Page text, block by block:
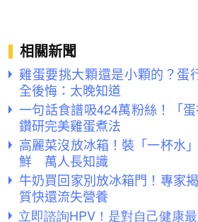
相關新聞
雞蛋要挑大顆還是小顆的？
全後悔：太晚知道
一句話食譜吸424萬粉絲！「
鑽研完美雞蛋煮法
高麗菜沒放冰箱！裝「一杯水
鮮 萬人長知識
牛奶買回家別放冰箱門！專家
質快還流失營養